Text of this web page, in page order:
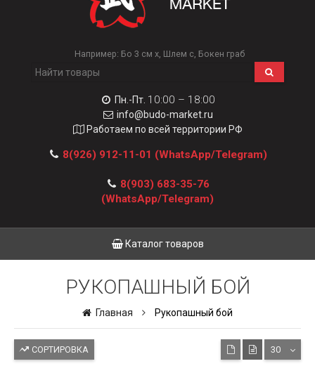
Например: Бо 3 см х Шлем с Бокен граб
Пн.-Пт. 10:00 – 18:00
info@budo-market.ru
Работаем по всей территории РФ
8(926) 912-11-01 (WhatsApp/Telegram)
8(903) 683-35-76
(WhatsApp/Telegram)
Каталог товаров
РУКОПАШНЫЙ БОЙ
Главная Рукопашный бой
СОРТИРОВКА 30